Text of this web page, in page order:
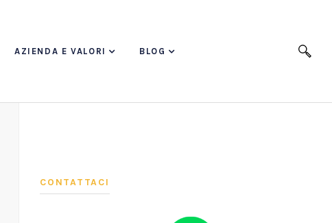
AZIENDA E VALORI BLOG
CONTATTACI